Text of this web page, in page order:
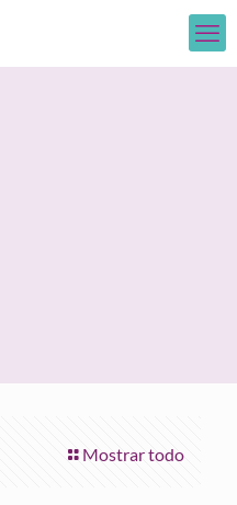
Mostrar todo